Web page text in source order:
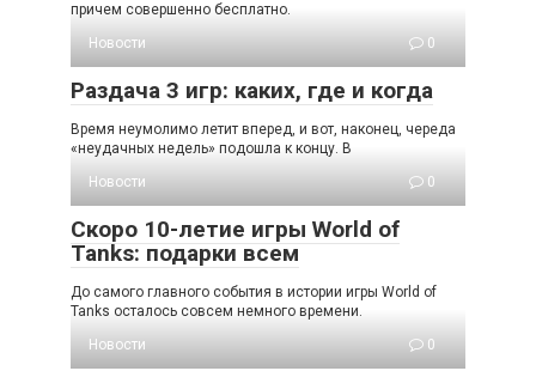
причем совершенно бесплатно.
Новости
0
Раздача 3 игр: каких, где и когда
Время неумолимо летит вперед, и вот, наконец, череда
«неудачных недель» подошла к концу. В
Новости
0
Скоро 10-летие игры World of
Tanks: подарки всем
До самого главного события в истории игры World of
Tanks осталось совсем немного времени.
Новости
0